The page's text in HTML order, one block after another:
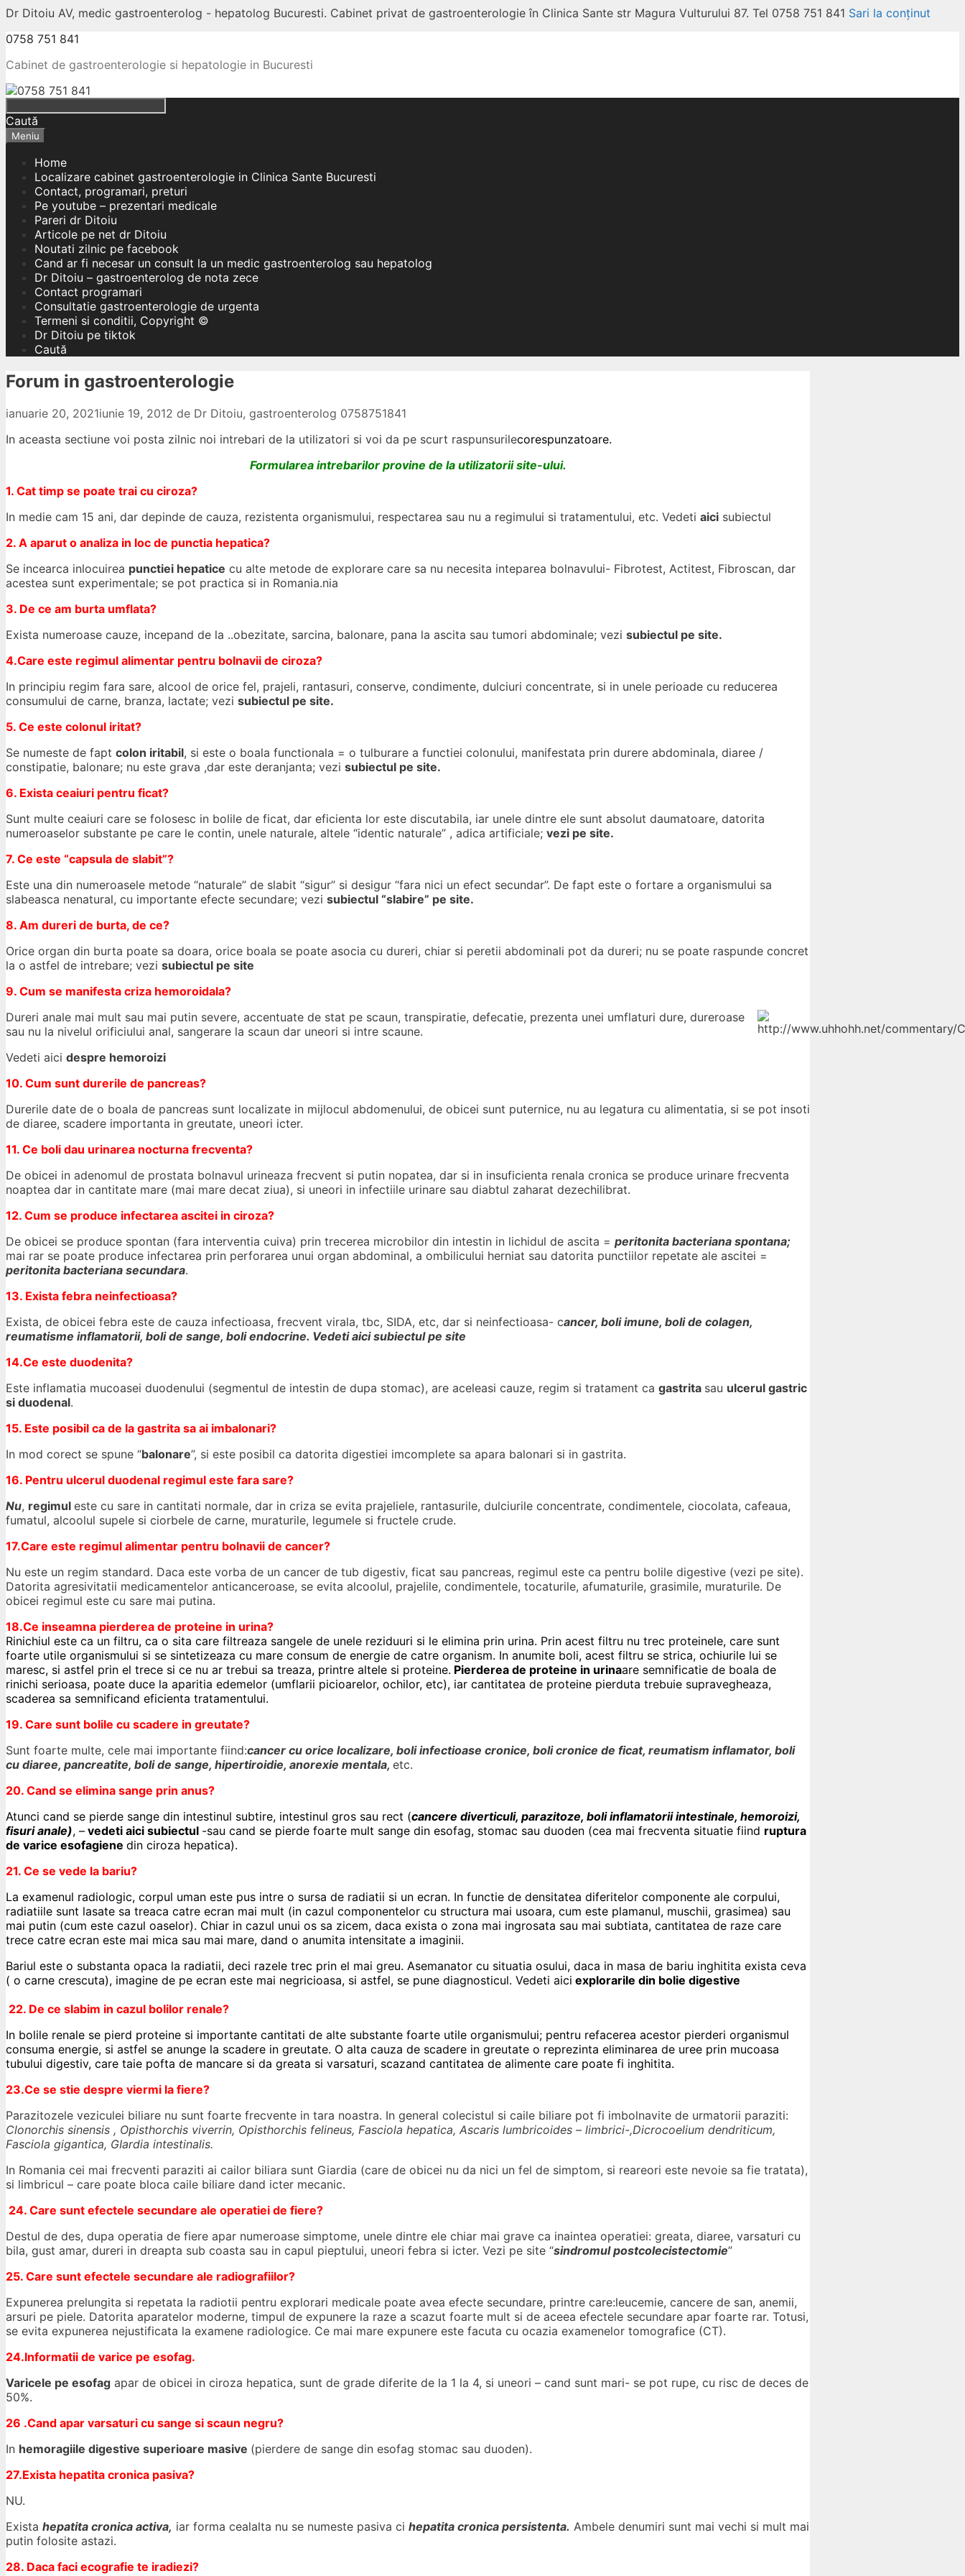
Dr Ditoiu AV, medic gastroenterolog - hepatolog Bucuresti. Cabinet privat de gastroenterologie în Clinica Sante str Magura Vulturului 87. Tel 0758 751 841 Sari la conținut
0758 751 841
Cabinet de gastroenterologie si hepatologie in Bucuresti
Caută
Meniu
Home
Localizare cabinet gastroenterologie in Clinica Sante Bucuresti
Contact, programari, preturi
Pe youtube – prezentari medicale
Pareri dr Ditoiu
Articole pe net dr Ditoiu
Noutati zilnic pe facebook
Cand ar fi necesar un consult la un medic gastroenterolog sau hepatolog
Dr Ditoiu – gastroenterolog de nota zece
Contact programari
Consultatie gastroenterologie de urgenta
Termeni si conditii, Copyright ©
Dr Ditoiu pe tiktok
Caută
Forum in gastroenterologie
ianuarie 20, 2021iunie 19, 2012 de Dr Ditoiu, gastroenterolog 0758751841
In aceasta sectiune voi posta zilnic noi intrebari de la utilizatori si voi da pe scurt raspunsurilecorespunzatoare.
Formularea intrebarilor provine de la utilizatorii site-ului.
1. Cat timp se poate trai cu ciroza?
In medie cam 15 ani, dar depinde de cauza, rezistenta organismului, respectarea sau nu a regimului si tratamentului, etc. Vedeti aici subiectul
2. A aparut o analiza in loc de punctia hepatica?
Se incearca inlocuirea punctiei hepatice cu alte metode de explorare care sa nu necesita inteparea bolnavului- Fibrotest, Actitest, Fibroscan, dar
acestea sunt experimentale; se pot practica si in Romania.nia
3. De ce am burta umflata?
Exista numeroase cauze, incepand de la ..obezitate, sarcina, balonare, pana la ascita sau tumori abdominale; vezi subiectul pe site.
4.Care este regimul alimentar pentru bolnavii de ciroza?
In principiu regim fara sare, alcool de orice fel, prajeli, rantasuri, conserve, condimente, dulciuri concentrate, si in unele perioade cu reducerea
consumului de carne, branza, lactate; vezi subiectul pe site.
5. Ce este colonul iritat?
Se numeste de fapt colon iritabil, si este o boala functionala = o tulburare a functiei colonului, manifestata prin durere abdominala, diaree /
constipatie, balonare; nu este grava ,dar este deranjanta; vezi subiectul pe site.
6. Exista ceaiuri pentru ficat?
Sunt multe ceaiuri care se folosesc in bolile de ficat, dar eficienta lor este discutabila, iar unele dintre ele sunt absolut daumatoare, datorita
numeroaselor substante pe care le contin, unele naturale, altele “identic naturale” , adica artificiale; vezi pe site.
7. Ce este “capsula de slabit”?
Este una din numeroasele metode “naturale” de slabit “sigur” si desigur “fara nici un efect secundar”. De fapt este o fortare a organismului sa
slabeasca nenatural, cu importante efecte secundare; vezi subiectul “slabire” pe site.
8. Am dureri de burta, de ce?
Orice organ din burta poate sa doara, orice boala se poate asocia cu dureri, chiar si peretii abdominali pot da dureri; nu se poate raspunde concret
la o astfel de intrebare; vezi subiectul pe site
9. Cum se manifesta criza hemoroidala?
Dureri anale mai mult sau mai putin severe, accentuate de stat pe scaun, transpiratie, defecatie, prezenta unei umflaturi dure, dureroase
sau nu la nivelul orificiului anal, sangerare la scaun dar uneori si intre scaune.
Vedeti aici despre hemoroizi
10. Cum sunt durerile de pancreas?
Durerile date de o boala de pancreas sunt localizate in mijlocul abdomenului, de obicei sunt puternice, nu au legatura cu alimentatia, si se pot insoti
de diaree, scadere importanta in greutate, uneori icter.
11. Ce boli dau urinarea nocturna frecventa?
De obicei in adenomul de prostata bolnavul urineaza frecvent si putin nopatea, dar si in insuficienta renala cronica se produce urinare frecventa
noaptea dar in cantitate mare (mai mare decat ziua), si uneori in infectiile urinare sau diabtul zaharat dezechilibrat.
12. Cum se produce infectarea ascitei in ciroza?
De obicei se produce spontan (fara interventia cuiva) prin trecerea microbilor din intestin in lichidul de ascita = peritonita bacteriana spontana;
mai rar se poate produce infectarea prin perforarea unui organ abdominal, a ombilicului herniat sau datorita punctiilor repetate ale ascitei =
peritonita bacteriana secundara.
13. Exista febra neinfectioasa?
Exista, de obicei febra este de cauza infectioasa, frecvent virala, tbc, SIDA, etc, dar si neinfectioasa- cancer, boli imune, boli de colagen,
reumatisme inflamatorii, boli de sange, boli endocrine. Vedeti aici subiectul pe site
14.Ce este duodenita?
Este inflamatia mucoasei duodenului (segmentul de intestin de dupa stomac), are aceleasi cauze, regim si tratament ca gastrita sau ulcerul gastric
si duodenal.
15. Este posibil ca de la gastrita sa ai imbalonari?
In mod corect se spune “balonare”, si este posibil ca datorita digestiei imcomplete sa apara balonari si in gastrita.
16. Pentru ulcerul duodenal regimul este fara sare?
Nu, regimul este cu sare in cantitati normale, dar in criza se evita prajeliele, rantasurile, dulciurile concentrate, condimentele, ciocolata, cafeaua,
fumatul, alcoolul supele si ciorbele de carne, muraturile, legumele si fructele crude.
17.Care este regimul alimentar pentru bolnavii de cancer?
Nu este un regim standard. Daca este vorba de un cancer de tub digestiv, ficat sau pancreas, regimul este ca pentru bolile digestive (vezi pe site).
Datorita agresivitatii medicamentelor anticanceroase, se evita alcoolul, prajelile, condimentele, tocaturile, afumaturile, grasimile, muraturile. De
obicei regimul este cu sare mai putina.
18.Ce inseamna pierderea de proteine in urina?
Rinichiul este ca un filtru, ca o sita care filtreaza sangele de unele reziduuri si le elimina prin urina. Prin acest filtru nu trec proteinele, care sunt
foarte utile organismului si se sintetizeaza cu mare consum de energie de catre organism. In anumite boli, acest filtru se strica, ochiurile lui se
maresc, si astfel prin el trece si ce nu ar trebui sa treaza, printre altele si proteine. Pierderea de proteine in urinaare semnificatie de boala de
rinichi serioasa, poate duce la aparitia edemelor (umflarii picioarelor, ochilor, etc), iar cantitatea de proteine pierduta trebuie supravegheaza,
scaderea sa semnificand eficienta tratamentului.
19. Care sunt bolile cu scadere in greutate?
Sunt foarte multe, cele mai importante fiind:cancer cu orice localizare, boli infectioase cronice, boli cronice de ficat, reumatism inflamator, boli
cu diaree, pancreatite, boli de sange, hipertiroidie, anorexie mentala, etc.
20. Cand se elimina sange prin anus?
Atunci cand se pierde sange din intestinul subtire, intestinul gros sau rect (cancere diverticuli, parazitoze, boli inflamatorii intestinale, hemoroizi,
fisuri anale), – vedeti aici subiectul -sau cand se pierde foarte mult sange din esofag, stomac sau duoden (cea mai frecventa situatie fiind ruptura
de varice esofagiene din ciroza hepatica).
21. Ce se vede la bariu?
La examenul radiologic, corpul uman este pus intre o sursa de radiatii si un ecran. In functie de densitatea diferitelor componente ale corpului,
radiatiile sunt lasate sa treaca catre ecran mai mult (in cazul componentelor cu structura mai usoara, cum este plamanul, muschii, grasimea) sau
mai putin (cum este cazul oaselor). Chiar in cazul unui os sa zicem, daca exista o zona mai ingrosata sau mai subtiata, cantitatea de raze care
trece catre ecran este mai mica sau mai mare, dand o anumita intensitate a imaginii.
Bariul este o substanta opaca la radiatii, deci razele trec prin el mai greu. Asemanator cu situatia osului, daca in masa de bariu inghitita exista ceva
( o carne crescuta), imagine de pe ecran este mai negricioasa, si astfel, se pune diagnosticul. Vedeti aici explorarile din bolie digestive
22. De ce slabim in cazul bolilor renale?
In bolile renale se pierd proteine si importante cantitati de alte substante foarte utile organismului; pentru refacerea acestor pierderi organismul
consuma energie, si astfel se anunge la scadere in greutate. O alta cauza de scadere in greutate o reprezinta eliminarea de uree prin mucoasa
tubului digestiv, care taie pofta de mancare si da greata si varsaturi, scazand cantitatea de alimente care poate fi inghitita.
23.Ce se stie despre viermi la fiere?
Parazitozele veziculei biliare nu sunt foarte frecvente in tara noastra. In general colecistul si caile biliare pot fi imbolnavite de urmatorii paraziti:
Clonorchis sinensis , Opisthorchis viverrin, Opisthorchis felineus, Fasciola hepatica, Ascaris lumbricoides – limbrici-,Dicrocoelium dendriticum,
Fasciola gigantica, GIardia intestinalis.
In Romania cei mai frecventi paraziti ai cailor biliara sunt Giardia (care de obicei nu da nici un fel de simptom, si reareori este nevoie sa fie tratata),
si limbricul – care poate bloca caile biliare dand icter mecanic.
24. Care sunt efectele secundare ale operatiei de fiere?
Destul de des, dupa operatia de fiere apar numeroase simptome, unele dintre ele chiar mai grave ca inaintea operatiei: greata, diaree, varsaturi cu
bila, gust amar, dureri in dreapta sub coasta sau in capul pieptului, uneori febra si icter. Vezi pe site “sindromul postcolecistectomie”
25. Care sunt efectele secundare ale radiografiilor?
Expunerea prelungita si repetata la radiotii pentru explorari medicale poate avea efecte secundare, printre care:leucemie, cancere de san, anemii,
arsuri pe piele. Datorita aparatelor moderne, timpul de expunere la raze a scazut foarte mult si de aceea efectele secundare apar foarte rar. Totusi,
se evita expunerea nejustificata la examene radiologice. Ce mai mare expunere este facuta cu ocazia examenelor tomografice (CT).
24.Informatii de varice pe esofag.
Varicele pe esofag apar de obicei in ciroza hepatica, sunt de grade diferite de la 1 la 4, si uneori – cand sunt mari- se pot rupe, cu risc de deces de
50%.
26 .Cand apar varsaturi cu sange si scaun negru?
In hemoragiile digestive superioare masive (pierdere de sange din esofag stomac sau duoden).
27.Exista hepatita cronica pasiva?
NU.
Exista hepatita cronica activa, iar forma cealalta nu se numeste pasiva ci hepatita cronica persistenta. Ambele denumiri sunt mai vechi si mult mai
putin folosite astazi.
28. Daca faci ecografie te iradiezi?